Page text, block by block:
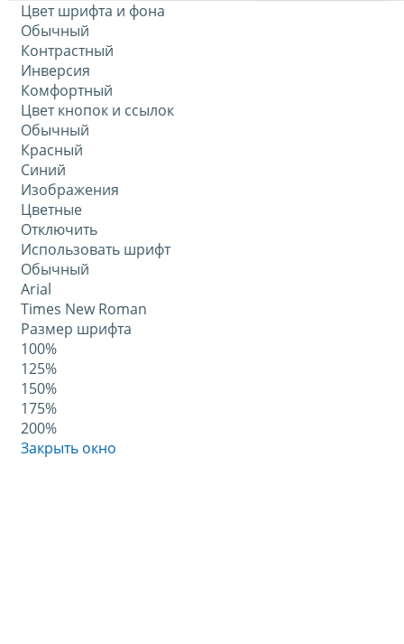
Цвет шрифта и фона
Обычный
Контрастный
Инверсия
Комфортный
Цвет кнопок и ссылок
Обычный
Красный
Синий
Изображения
Цветные
Отключить
Использовать шрифт
Обычный
Arial
Times New Roman
Размер шрифта
100%
125%
150%
175%
200%
Закрыть окно